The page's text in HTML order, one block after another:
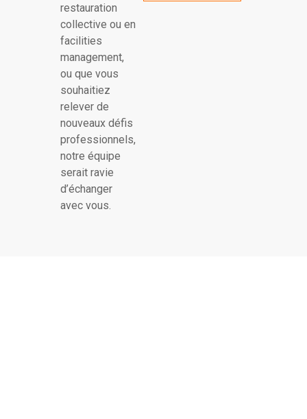
restauration
collective ou en
facilities
management,
ou que vous
souhaitiez
relever de
nouveaux défis
professionnels,
notre équipe
serait ravie
d’échanger
avec vous.